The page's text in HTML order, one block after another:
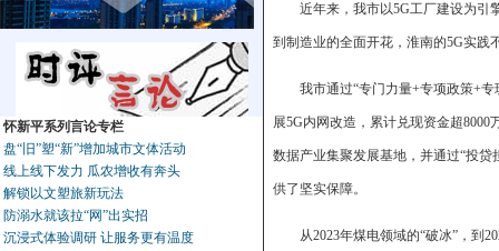
怀新平系列言论专栏
盘“旧”塑“新”增加城市文体活动
线上线下发力 瓜农增收有奔头
解锁以文塑旅新玩法
防溺水就该拉“网”出实招
沉浸式体验调研 让服务更有温度
近年来，我市以5G工厂建设为引
到制造业的全面开花，淮南的5G实践
我市通过“专门力量+专项政策+
展5G内网改造，累计兑现资金超
数据产业集聚发展基地，并通过“投
供了坚实保障。
从2023年煤电领域的“破冰”，到